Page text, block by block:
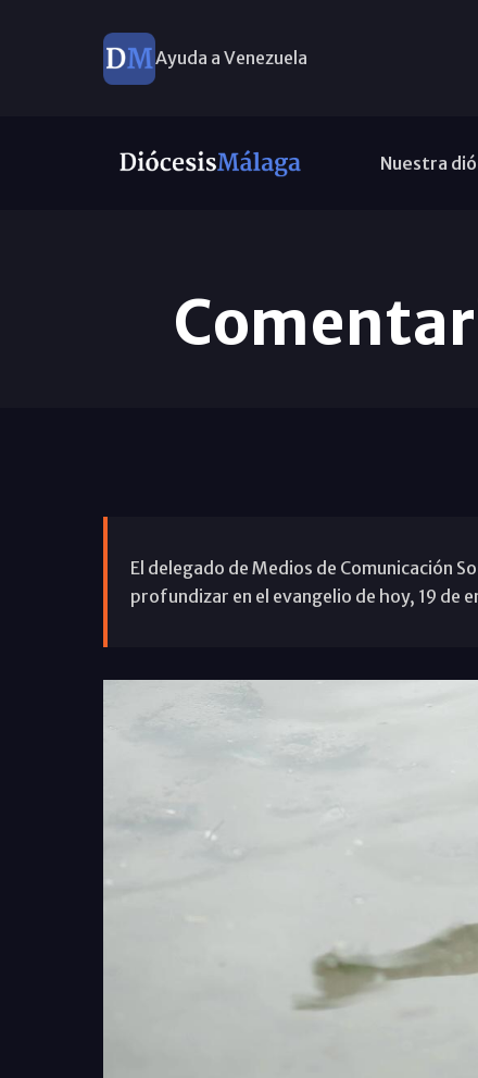
Ayuda a Venezuela
Nuestra
El delegado de Medios de Comunicación
profundizar en el evangelio de hoy, 19 de